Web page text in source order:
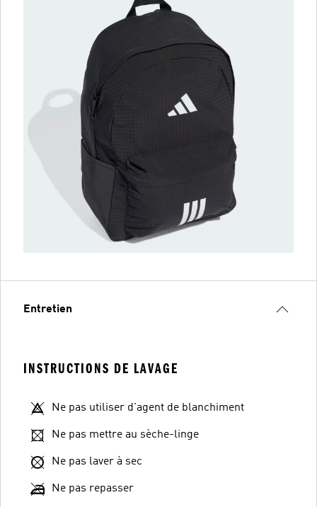
Entretien
INSTRUCTIONS DE LAVAGE
Ne pas utiliser d'agent de blanchiment
Ne pas mettre au sèche-linge
Ne pas laver à sec
Ne pas repasser